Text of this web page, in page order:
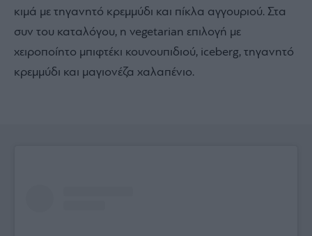
κιμά με τηγανητό κρεμμύδι και πίκλα αγγουριού. Στα
συν του καταλόγου, η vegetarian επιλογή με
χειροποίητο μπιφτέκι κουνουπιδιού, iceberg, τηγανητό
κρεμμύδι και μαγιονέζα χαλαπένιο.